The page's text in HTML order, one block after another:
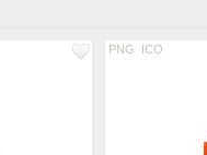
PNG ICO